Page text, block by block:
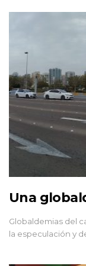
Una
Globaldemias del
la especulación y